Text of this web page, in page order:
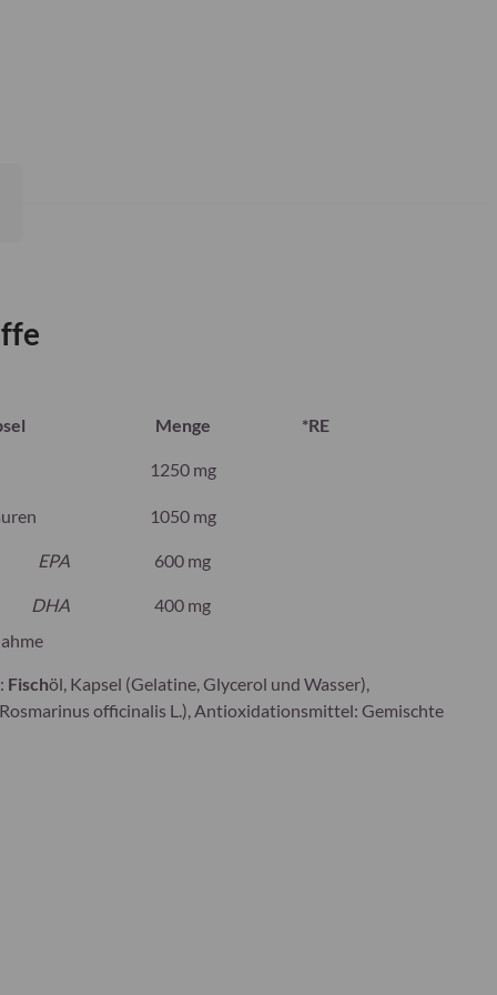
Menge *RE
1250 mg
1050 mg
EPA 600 mg
DHA
400 mg
: Fischöl, Kapsel (Gelatine, Glycerol und Wasser),
officinalis L.), Antioxidationsmittel: Gemischte